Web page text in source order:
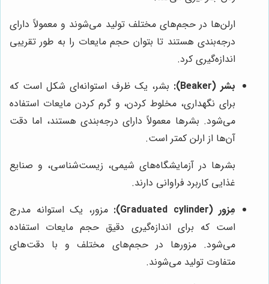
ارلن‌ها در حجم‌های مختلف تولید می‌شوند و معمولاً دارای
درجه‌بندی هستند تا بتوان حجم مایعات را به طور تقریبی
اندازه‌گیری کرد.
بشر (Beaker):
بشر، یک ظرف استوانه‌ای شکل است که
برای نگهداری، مخلوط کردن، و گرم کردن مایعات استفاده
می‌شود. بشرها معمولاً دارای درجه‌بندی هستند، اما دقت
آن‌ها از ارلن کمتر است.
بشرها در آزمایشگاه‌های شیمی، زیست‌شناسی، و صنایع
غذایی کاربرد فراوانی دارند.
مِزور (Graduated cylinder):
مزور، یک استوانه مدرج
است که برای اندازه‌گیری دقیق حجم مایعات استفاده
می‌شود. مزورها در حجم‌های مختلف و با دقت‌های
متفاوت تولید می‌شوند.